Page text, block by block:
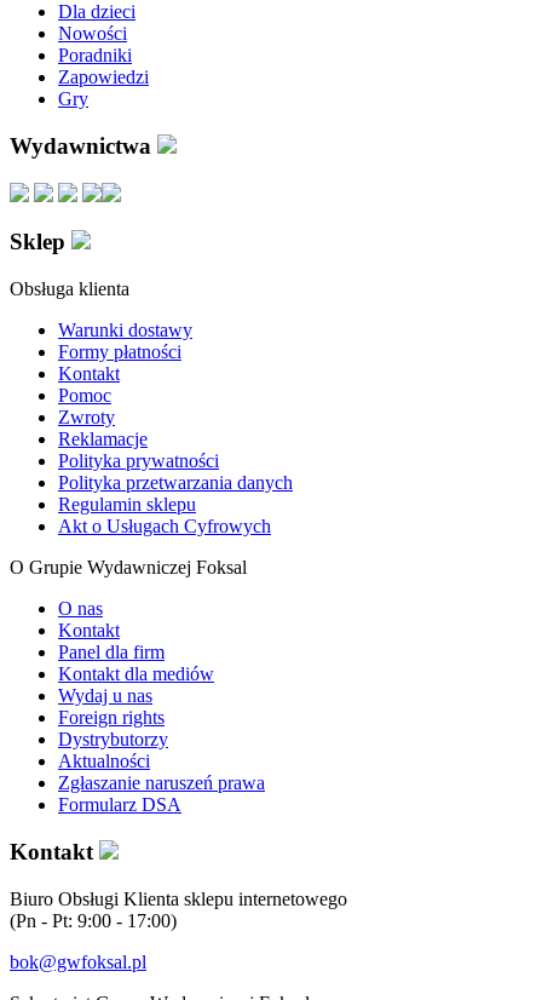
Dla dzieci
Nowości
Poradniki
Zapowiedzi
Gry
Wydawnictwa
Sklep
Obsługa klienta
Warunki dostawy
Formy płatności
Kontakt
Pomoc
Zwroty
Reklamacje
Polityka prywatności
Polityka przetwarzania danych
Regulamin sklepu
Akt o Usługach Cyfrowych
O Grupie Wydawniczej Foksal
O nas
Kontakt
Panel dla firm
Kontakt dla mediów
Wydaj u nas
Foreign rights
Dystrybutorzy
Aktualności
Zgłaszanie naruszeń prawa
Formularz DSA
Kontakt
Biuro Obsługi Klienta sklepu internetowego
(Pn - Pt: 9:00 - 17:00)
bok@gwfoksal.pl